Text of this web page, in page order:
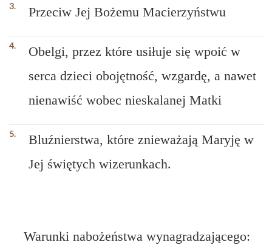
Przeciw Jej Bożemu Macierzyństwu
Obelgi, przez które usiłuje się wpoić w
serca dzieci obojętność, wzgardę, a nawet
nienawiść wobec nieskalanej Matki
Bluźnierstwa, które znieważają Maryję w
Jej świętych wizerunkach.
Warunki nabożeństwa wynagradzającego: